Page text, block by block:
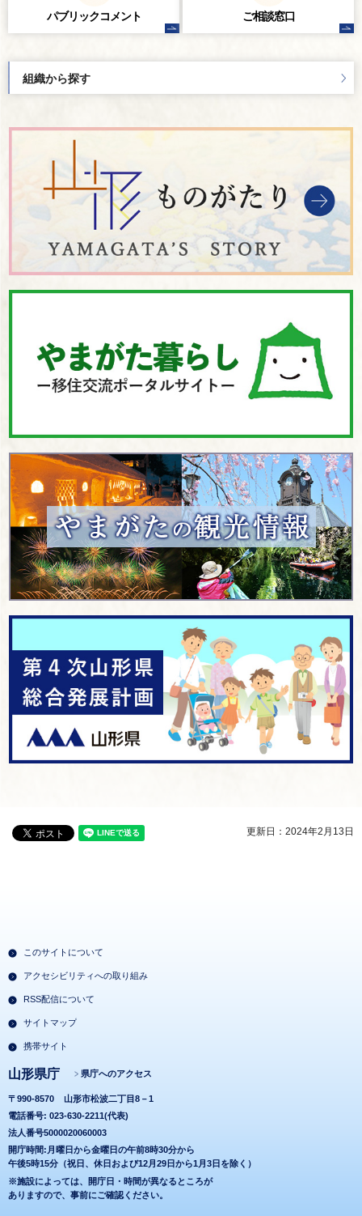
パブリックコメント ご相談窓口
組織から探す
更新日：2024年2月13日
このサイトについて
アクセシビリティへの取り組み
RSS配信について
サイトマップ
携帯サイト
山形県庁 県庁へのアクセス
〒990-8570
山形市松波二丁目8－1
電話番号: 023-630-2211(代表)
法人番号5000020060003
開庁時間:月曜日から金曜日の午前8時30分から
午後5時15分（祝日、休日および12月29日から1月3日を除く）
※施設によっては、開庁日・時間が異なるところが
ありますので、事前にご確認ください。